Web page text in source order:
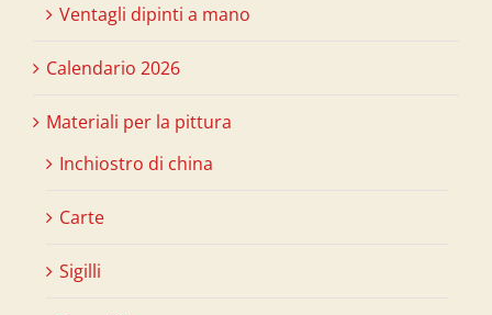
Ventagli dipinti a mano
Calendario 2026
Materiali per la pittura
Inchiostro di china
Carte
Sigilli